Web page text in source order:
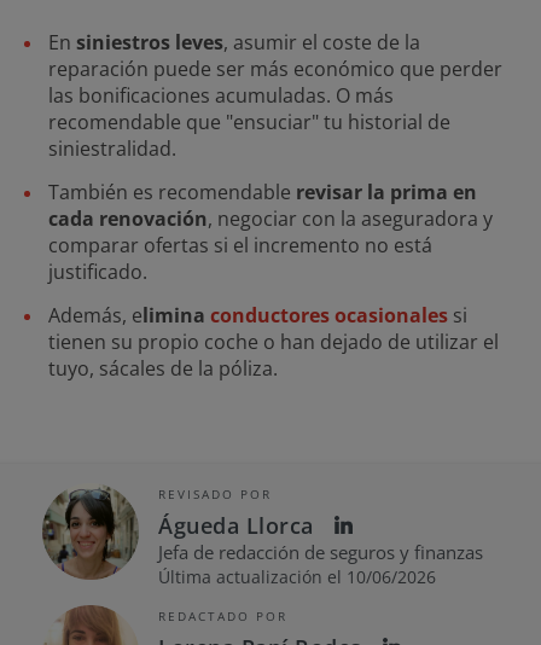
En siniestros leves, asumir el coste de la
reparación puede ser más económico que perder
las bonificaciones acumuladas. O más
recomendable que "ensuciar" tu historial de
siniestralidad.
También es recomendable revisar la prima en
cada renovación, negociar con la aseguradora y
comparar ofertas si el incremento no está
justificado.
Además, elimina conductores ocasionales si
tienen su propio coche o han dejado de utilizar el
tuyo, sácales de la póliza.
REVISADO POR
Águeda Llorca
Jefa de redacción de seguros y finanzas
Última actualización el 10/06/2026
REDACTADO POR